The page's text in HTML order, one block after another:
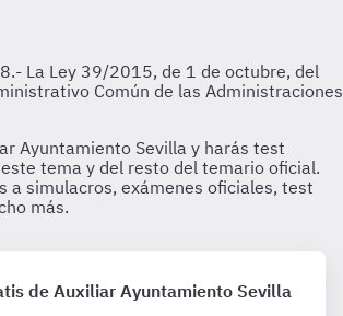
de Auxiliar Ayuntamiento Sevilla